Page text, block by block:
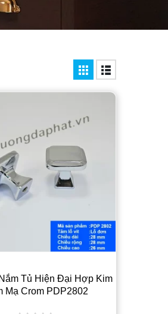
Tủ Hiện Đại Hợp Kim
Mạ Crom PDP2802